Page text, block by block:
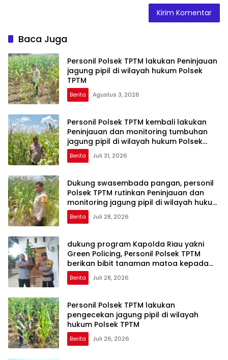
Baca Juga
Personil Polsek TPTM lakukan Peninjauan
jagung pipil di wilayah hukum Polsek
TPTM
Berita Agustus 3, 2026
Personil Polsek TPTM kembali lakukan
Peninjauan dan monitoring tumbuhan
jagung pipil di wilayah hukum Polsek
TPTM
Berita Juli 31, 2026
Dukung swasembada pangan, personil
Polsek TPTM rutinkan Peninjauan dan
monitoring jagung pipil di wilayah hukum
Polsek TPTM
Berita Juli 28, 2026
dukung program Kapolda Riau yakni
Green Policing, Personil Polsek TPTM
berikan bibit tanaman matoa kepada
masyarakat
Berita Juli 28, 2026
Personil Polsek TPTM lakukan
pengecekan jagung pipil di wilayah
hukum Polsek TPTM
Berita Juli 26, 2026